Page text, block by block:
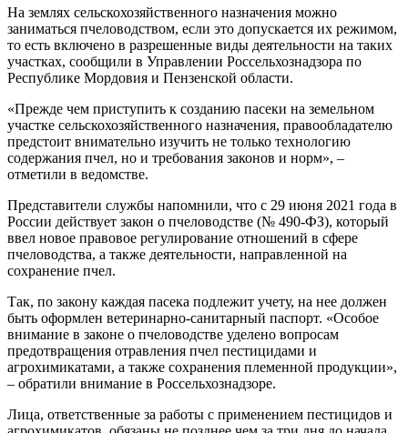
На землях сельскохозяйственного назначения можно
заниматься пчеловодством, если это допускается их режимом,
то есть включено в разрешенные виды деятельности на таких
участках, сообщили в Управлении Россельхознадзора по
Республике Мордовия и Пензенской области.
«Прежде чем приступить к созданию пасеки на земельном
участке сельскохозяйственного назначения, правообладателю
предстоит внимательно изучить не только технологию
содержания пчел, но и требования законов и норм», –
отметили в ведомстве.
Представители службы напомнили, что с 29 июня 2021 года в
России действует закон о пчеловодстве (№ 490-ФЗ), который
ввел новое правовое регулирование отношений в сфере
пчеловодства, а также деятельности, направленной на
сохранение пчел.
Так, по закону каждая пасека подлежит учету, на нее должен
быть оформлен ветеринарно-санитарный паспорт. «Особое
внимание в законе о пчеловодстве уделено вопросам
предотвращения отравления пчел пестицидами и
агрохимикатами, а также сохранения племенной продукции»,
– обратили внимание в Россельхознадзоре.
Лица, ответственные за работы с применением пестицидов и